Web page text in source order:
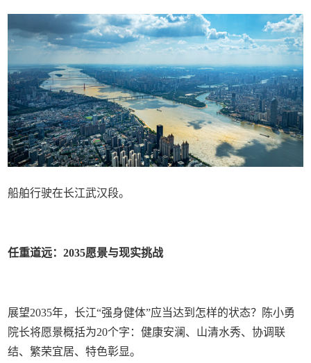
船舶行驶在长江武汉段。
任重道远：2035愿景与现实挑战
展望2035年，长江“强身健体”应当达到怎样的状态？陈小勇
院长将愿景概括为20个字：健康安澜、山清水秀、协调联
结、繁荣宜居、特色彰显。